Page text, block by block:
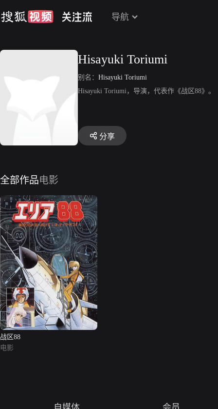
导航
Hisayuki Toriumi
别名： Hisayuki Toriumi
Hisayuki Toriumi，导演，代表作《战区88》。
分享
全部作品电影
战区88
电影